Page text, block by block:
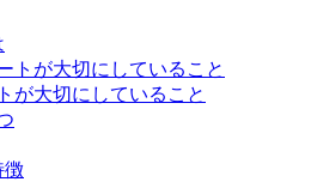
が大切にしていること
徴